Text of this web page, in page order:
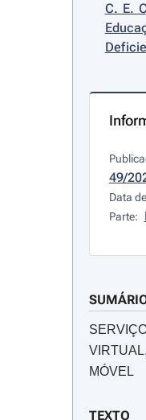
C. E.
49/
Data
Parte:
MÓVEL
TEXTO